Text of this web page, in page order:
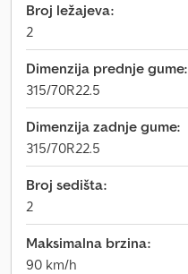
Broj ležajeva:
2
Dimenzija prednje gume:
315/70R22.5
Dimenzija zadnje gume:
315/70R22.5
Broj sedišta:
2
Maksimalna brzina:
90 km/h